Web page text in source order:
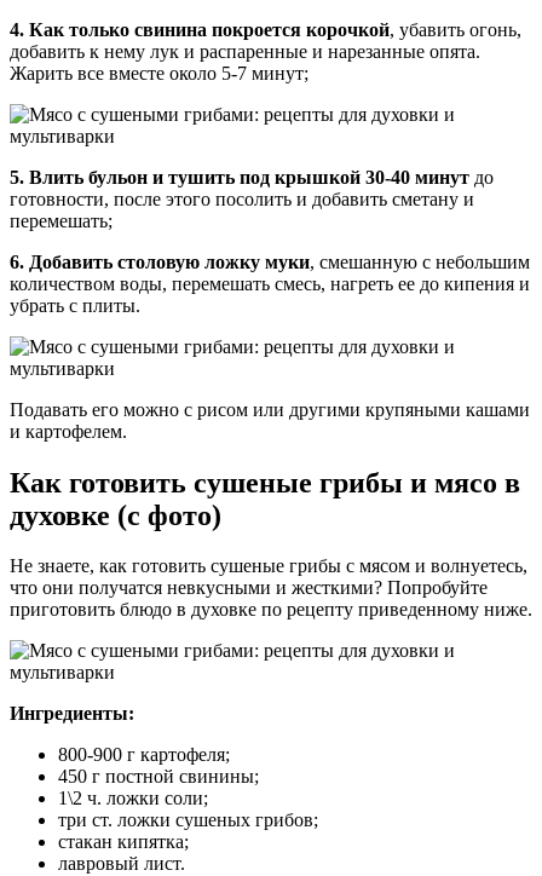
4. Как только свинина покроется корочкой, убавить огонь,
добавить к нему лук и распаренные и нарезанные опята.
Жарить все вместе около 5-7 минут;
5. Влить бульон и тушить под крышкой 30-40 минут до
готовности, после этого посолить и добавить сметану и
перемешать;
6. Добавить столовую ложку муки, смешанную с небольшим
количеством воды, перемешать смесь, нагреть ее до кипения и
убрать с плиты.
Подавать его можно с рисом или другими крупяными кашами
и картофелем.
Как готовить сушеные грибы и мясо в
духовке (с фото)
Не знаете, как готовить сушеные грибы с мясом и волнуетесь,
что они получатся невкусными и жесткими? Попробуйте
приготовить блюдо в духовке по рецепту приведенному ниже.
Ингредиенты:
800-900 г картофеля;
450 г постной свинины;
1\2 ч. ложки соли;
три ст. ложки сушеных грибов;
стакан кипятка;
лавровый лист.